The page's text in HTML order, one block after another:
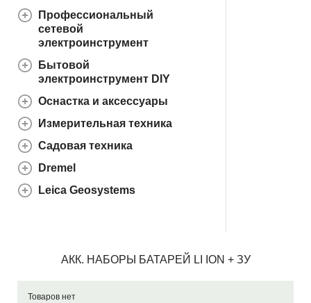
Профессиональный
сетевой
электроинструмент
Бытовой
электроинструмент DIY
Оснастка и аксессуары
Измерительная техника
Садовая техника
Dremel
Leica Geosystems
АКК. НАБОРЫ БАТАРЕЙ LI ION + ЗУ
Товаров нет